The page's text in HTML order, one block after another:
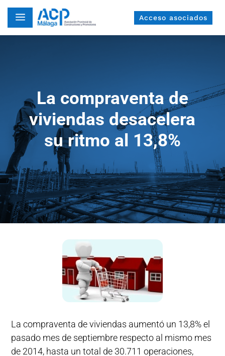
a Acceso asociados
La compraventa de
viviendas desacelera
su ritmo al 13,8%
La compraventa de viviendas aumentó un 13,8% el
pasado mes de septiembre respecto al mismo mes
de 2014, hasta un total de 30.711 operaciones,